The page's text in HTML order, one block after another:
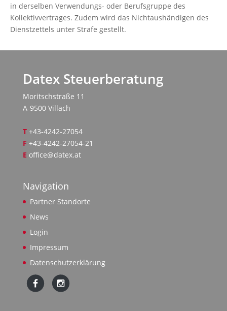
in derselben Verwendungs- oder Berufsgruppe des
Kollektivvertrages. Zudem wird das Nichtaushändigen des
Dienstzettels unter Strafe gestellt.
Datex Steuerberatung
Moritschstraße 11
A-9500 Villach
T+43-4242-27054
F +43-4242-27054-21
E office@datex.at
Navigation
Partner Standorte
News
Login
Impressum
Datenschutzerklärung